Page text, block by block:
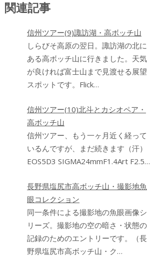
関連記事
信州ツアー(9)諏訪湖・高ボッチ山
しらびそ高原の翌日。諏訪湖の北に
ある高ボッチ山に行きました。天気
が良ければ富士山まで見渡せる展望
スポットです。Flick…
信州ツアー(10)北斗とカシオペア・
高ボッチ山
信州ツアー、もう一ヶ月近く経って
いるんですが、まだ続きます（汗）
EOS5D3 SIGMA24mmF1.4Art F2.5…
長野県塩尻市高ボッチ山・撮影地魚
眼コレクション
同一条件による撮影地の魚眼画像シ
リーズ。撮影地の空の暗さ・状態の
記録のためのエントリーです。（長
野県塩尻市高ボッチ山・ク…